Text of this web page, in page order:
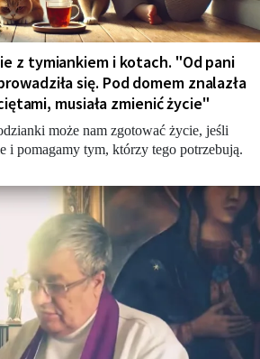
z tymiankiem i kotach. "Od pani
się. Pod domem znalazła
musiała zmienić życie"
może nam zgotować życie, jeśli
i pomagamy tym, którzy tego potrzebują.